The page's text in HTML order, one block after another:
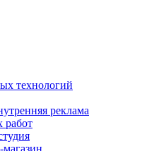
технологий
реклама
работ